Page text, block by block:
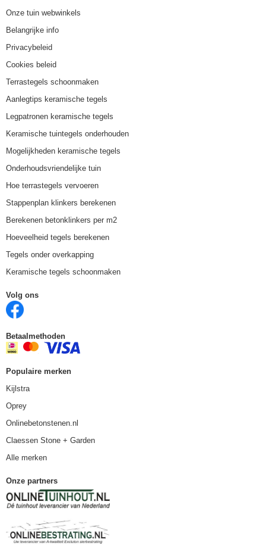
Onze tuin webwinkels
Belangrijke info
Privacybeleid
Cookies beleid
Terrastegels schoonmaken
Aanlegtips keramische tegels
Legpatronen keramische tegels
Keramische tuintegels onderhouden
Mogelijkheden keramische tegels
Onderhoudsvriendelijke tuin
Hoe terrastegels vervoeren
Stappenplan klinkers berekenen
Berekenen betonklinkers per m2
Hoeveelheid tegels berekenen
Tegels onder overkapping
Keramische tegels schoonmaken
Volg ons
Betaalmethoden
Populaire merken
Kijlstra
Oprey
Onlinebetonstenen.nl
Claessen Stone + Garden
Alle merken
Onze partners